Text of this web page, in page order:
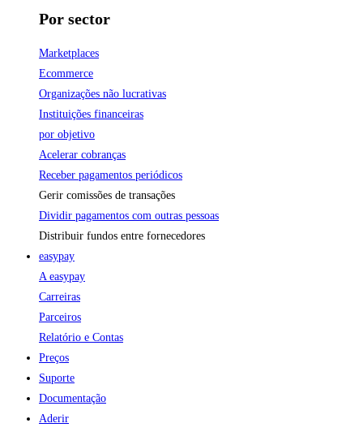
Por sector
Marketplaces
Ecommerce
Organizações não lucrativas
Instituições financeiras
por objetivo
Acelerar cobranças
Receber pagamentos periódicos
Gerir comissões de transações
Dividir pagamentos com outras pessoas
Distribuir fundos entre fornecedores
easypay
A easypay
Carreiras
Parceiros
Relatório e Contas
Preços
Suporte
Documentação
Aderir